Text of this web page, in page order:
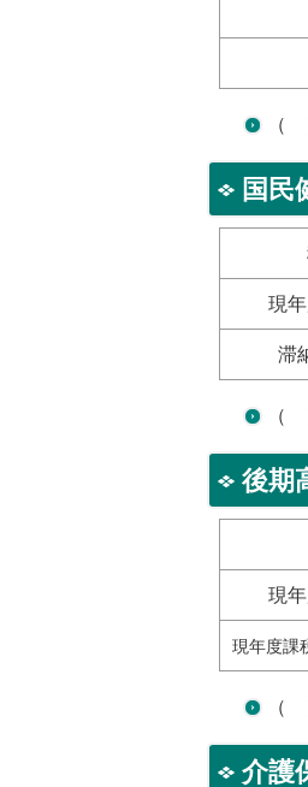
（
国民
現
滞
（
後期
現
現年度課
（
介護